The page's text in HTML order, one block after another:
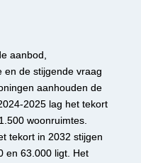
aanbod,
en de stijgende vraag
aanhouden de
2025 lag het tekort
woonruimtes.
tekort in 2032 stijgen
en 63.000 ligt. Het